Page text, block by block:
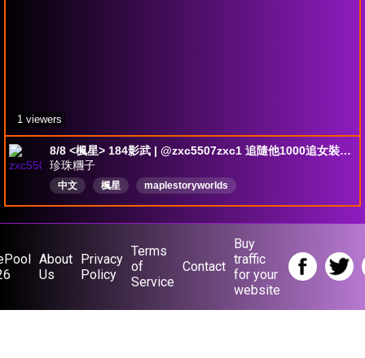
8/8 <楓星> 184影武 | @zxc5507zxc1 追隨他1000追女裝> @ryh1217
珍珠糰子
中文 楓星 maplestoryworlds
1 viewers
About
Us
Privacy
Policy
Terms
of
Service
Contact
Buy
traffic
for your
website